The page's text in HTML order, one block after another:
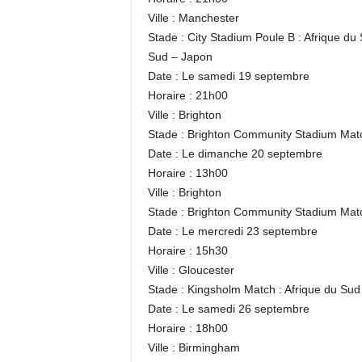
Ville : Manchester
Stade : City Stadium Poule B : Afrique
Sud – Japon
Date : Le samedi 19 septembre
Horaire : 21h00
Ville : Brighton
Stade : Brighton Community Stadium
Date : Le dimanche 20 septembre
Horaire : 13h00
Ville : Brighton
Stade : Brighton Community Stadium
Date : Le mercredi 23 septembre
Horaire : 15h30
Ville : Gloucester
Stade : Kingsholm Match : Afrique du
Date : Le samedi 26 septembre
Horaire : 18h00
Ville : Birmingham